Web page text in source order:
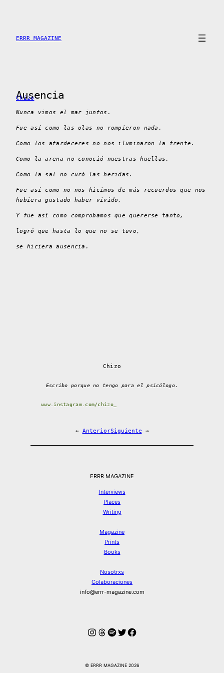
contenido
ERRR MAGAZINE
Ausencia
Chizo
Nunca vimos el mar juntos.
Fue así como las olas no rompieron nada.
Como los atardeceres no nos iluminaron la frente.
Como la arena no conoció nuestras huellas.
Como la sal no curó las heridas.
Fue así como no nos hicimos de más recuerdos que nos
hubiera gustado haber vivido,
Y fue así como comprobamos que quererse tanto,
logró que hasta lo que no se tuvo,
se hiciera ausencia.
Chizo
Escribo porque no tengo para el psicólogo.
www.instagram.com/chizo_
← AnteriorSiguiente →
ERRR MAGAZINE
Interviews
Places
Writing
Magazine
Prints
Books
Nosotrxs
Colaboraciones
info@errr-magazine.com
Instagram
Hilos
Spotify
Twitter
Facebook
© ERRR MAGAZINE 2026